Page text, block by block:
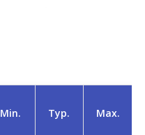
Min. Typ. Max.